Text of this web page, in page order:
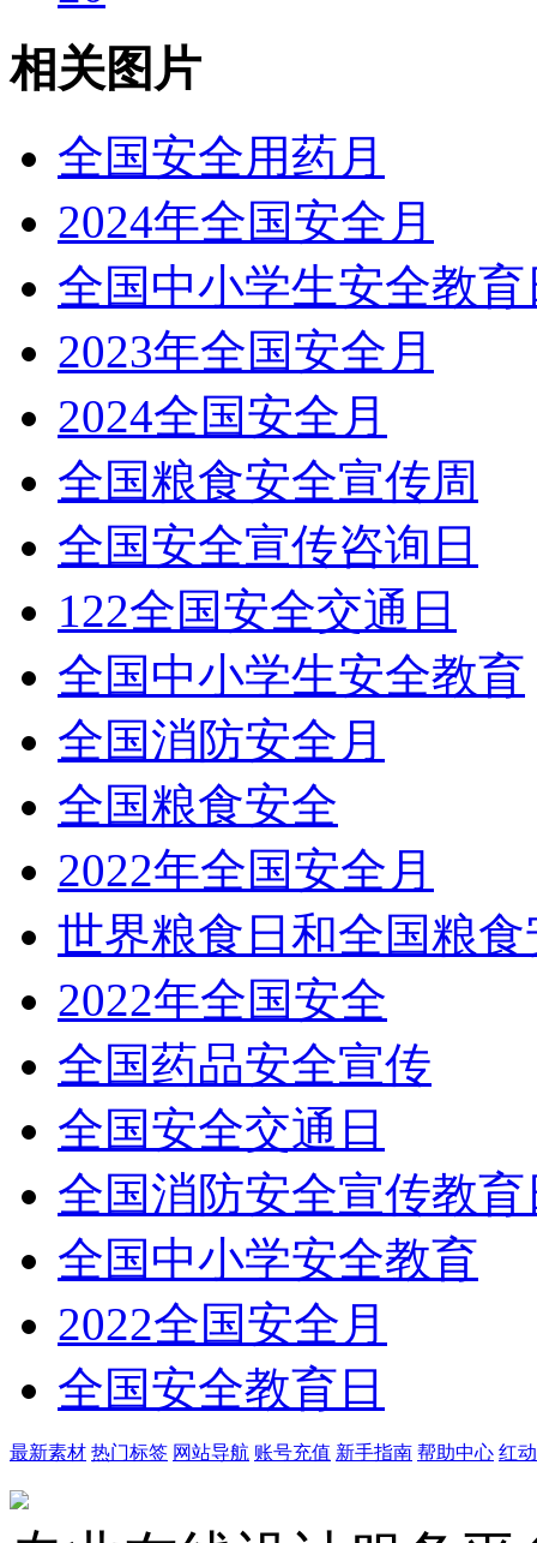
相关图片
全国安全用药月
2024年全国安全月
全国中小学生安全教育
2023年全国安全月
2024全国安全月
全国粮食安全宣传周
全国安全宣传咨询日
122全国安全交通日
全国中小学生安全教育
全国消防安全月
全国粮食安全
2022年全国安全月
世界粮食日和全国粮食
2022年全国安全
全国药品安全宣传
全国安全交通日
全国消防安全宣传教育
全国中小学安全教育
2022全国安全月
全国安全教育日
最新素材 热门标签 网站导航 账号充值 新手指南 帮助中心 红